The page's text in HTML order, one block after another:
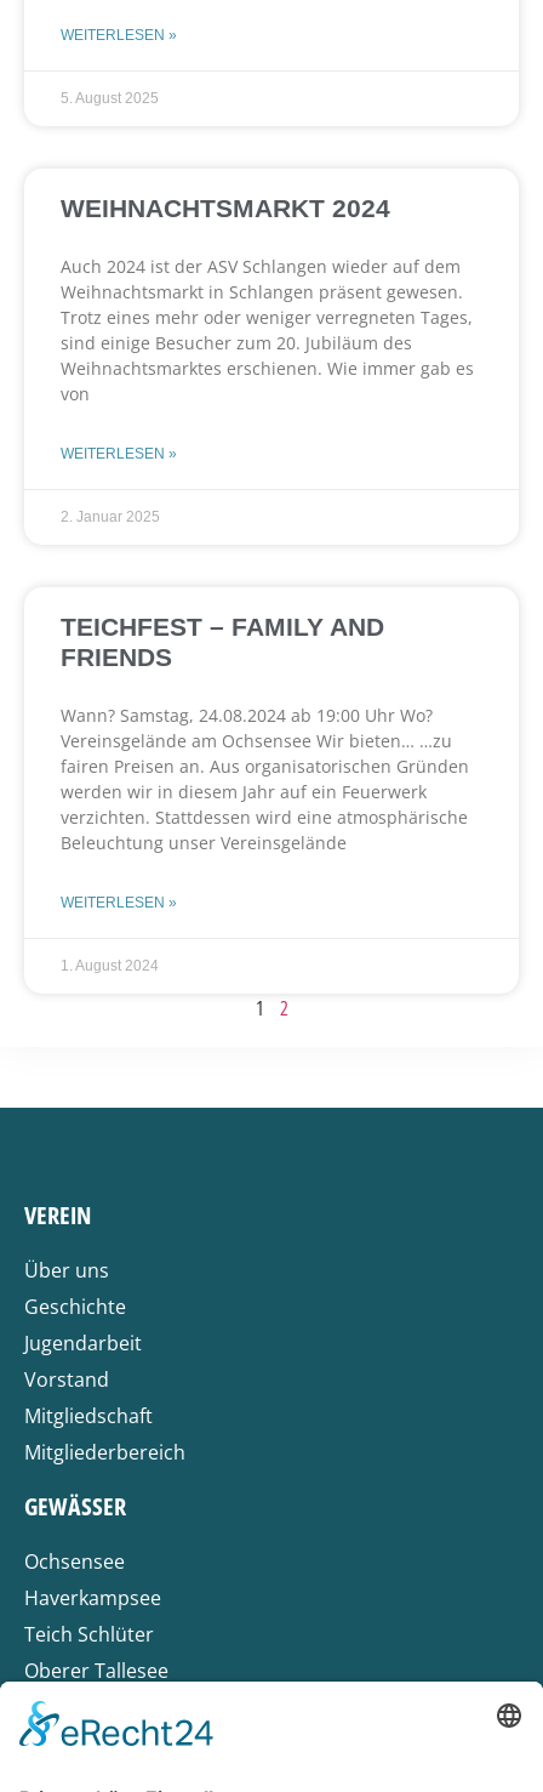
WEITERLESEN »
5. August 2025
WEIHNACHTSMARKT 2024
Auch 2024 ist der ASV Schlangen wieder auf dem
Weihnachtsmarkt in Schlangen präsent gewesen.
Trotz eines mehr oder weniger verregneten Tages,
sind einige Besucher zum 20. Jubiläum des
Weihnachtsmarktes erschienen. Wie immer gab es
von
WEITERLESEN »
2. Januar 2025
TEICHFEST – FAMILY AND
FRIENDS
Wann? Samstag, 24.08.2024 ab 19:00 Uhr Wo?
Vereinsgelände am Ochsensee Wir bieten… …zu
fairen Preisen an. Aus organisatorischen Gründen
werden wir in diesem Jahr auf ein Feuerwerk
verzichten. Stattdessen wird eine atmosphärische
Beleuchtung unser Vereinsgelände
WEITERLESEN »
1. August 2024
1 2
VEREIN
Über uns
Geschichte
Jugendarbeit
Vorstand
Mitgliedschaft
Mitgliederbereich
GEWÄSSER
Ochsensee
Haverkampsee
Teich Schlüter
Oberer Tallesee
Hölscher See
Weser